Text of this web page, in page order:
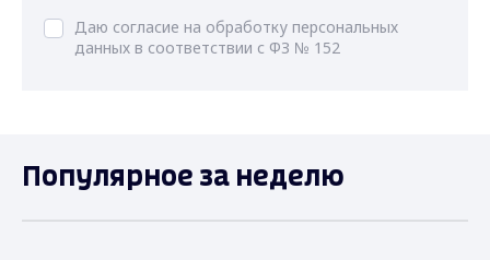
Даю согласие на обработку персональных
данных в соответствии с ФЗ № 152
Популярное за неделю